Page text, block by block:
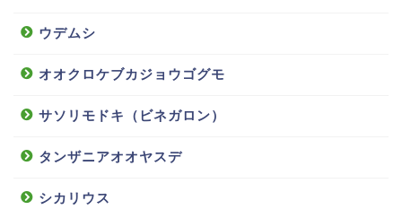
ウデムシ
オオクロケブカジョウゴグモ
サソリモドキ（ビネガロン）
タンザニアオオヤスデ
シカリウス